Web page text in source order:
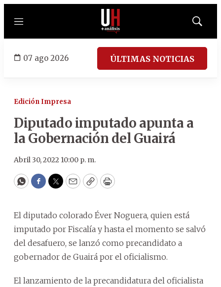
Menú
Mostrar
07 ago 2026 ÚLTIMAS NOTICIAS
Edición Impresa
Diputado imputado apunta a
la Gobernación del Guairá
Abril 30, 2022 10:00 p. m.
WhatsApp
Facebook
Twitter
EmailCopyPrint
El diputado colorado Éver Noguera, quien está
imputado por Fiscalía y hasta el momento se salvó
del desafuero, se lanzó como precandidato a
gobernador de Guairá por el oficialismo.
El lanzamiento de la precandidatura del oficialista